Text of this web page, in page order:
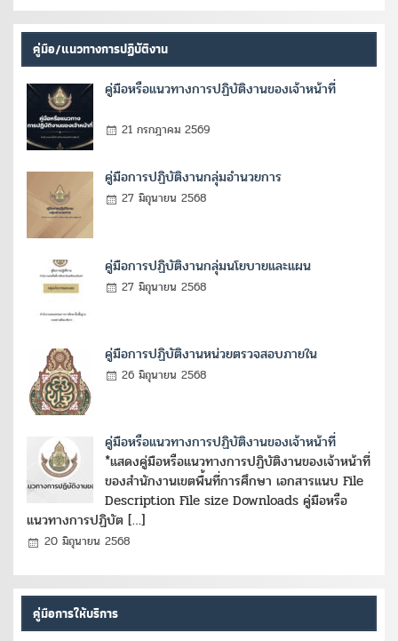
คู่มือ/แนวทางการปฏิบัติงาน
คู่มือหรือแนวทางการปฏิบัติงานของเจ้าหน้าที่
21 กรกฎาคม 2569
คู่มือการปฏิบัติงานกลุ่มอำนวยการ
27 มิถุนายน 2568
คู่มือการปฏิบัติงานกลุ่มนโยบายและแผน
27 มิถุนายน 2568
คู่มือการปฏิบัติงานหน่วยตรวจสอบภายใน
26 มิถุนายน 2568
คู่มือหรือแนวทางการปฏิบัติงานของเจ้าหน้าที่
*แสดงคู่มือหรือแนวทางการปฏิบัติงานของเจ้าหน้าที่
ของสำนักงานเขตพื้นที่การศึกษา เอกสารแนบ File
Description File size Downloads คู่มือหรือ
แนวทางการปฏิบัต […]
20 มิถุนายน 2568
คู่มือการให้บริการ